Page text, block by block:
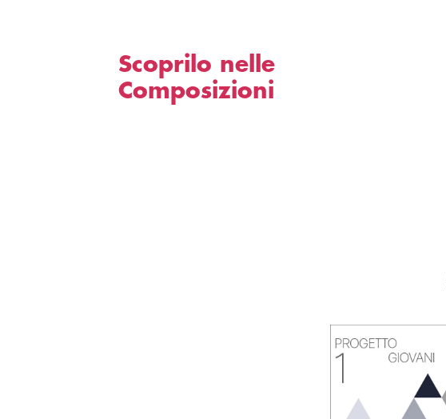
Scoprilo nelle
Composizioni